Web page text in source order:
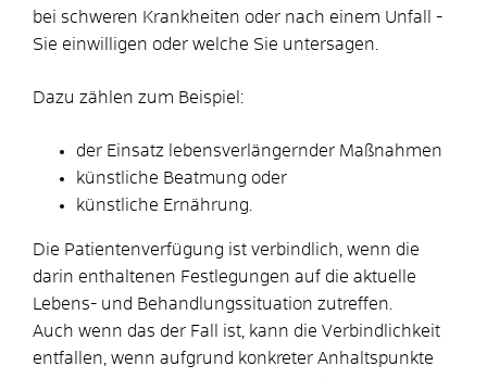
bei schweren Krankheiten oder nach einem Unfall -
Sie einwilligen oder welche Sie untersagen.
Dazu zählen zum Beispiel:
der Einsatz lebensverlängernder Maßnahmen
künstliche Beatmung oder
künstliche Ernährung.
Die Patientenverfügung ist verbindlich, wenn die
darin enthaltenen Festlegungen auf die aktuelle
Lebens- und Behandlungssituation zutreffen.
Auch wenn das der Fall ist, kann die Verbindlichkeit
entfallen, wenn aufgrund konkreter Anhaltspunkte